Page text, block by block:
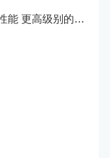
OPPO Find Z2将推出更强大游戏性能 更高级别的音频技术